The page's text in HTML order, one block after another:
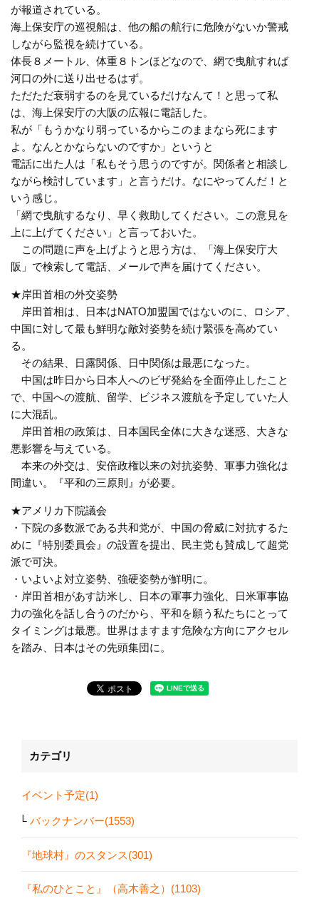
が報道されている。
海上保安庁の巡視船は、他の船の航行に危険がないか警戒
しながら監視を続けている。
体長８メートル、体重８トンほどなので、網で曳航すれば
河口の外に送り出せるはず。
ただただ衰弱するのを見ているだけなんて！と思って私
は、海上保安庁の大阪の広報に電話した。
私が「もうかなり弱っているからこのままなら死にます
よ。なんとかならないのですか」というと
電話に出た人は「私もそう思うのですが。関係者と相談し
ながら検討しています」と言うだけ。なにやってんだ！と
いう感じ。
「網で曳航するなり、早く救助してください。この意見を
上に上げてください」と言っておいた。
この問題に声を上げようと思う方は、「海上保安庁大
阪」で検索して電話、メールで声を届けてください。
★岸田首相の外交姿勢
岸田首相は、日本はNATO加盟国ではないのに、ロシア、
中国に対して最も鮮明な敵対姿勢を続け緊張を高めてい
る。
その結果、日露関係、日中関係は最悪になった。
中国は昨日から日本人へのビザ発給を全面停止したこと
で、中国への渡航、留学、ビジネス渡航を予定していた人
に大混乱。
岸田首相の政策は、日本国民全体に大きな迷惑、大きな
悪影響を与えている。
本来の外交は、安倍政権以来の対抗姿勢、軍事力強化は
間違い。『平和の三原則』が必要。
★アメリカ下院議会
・下院の多数派である共和党が、中国の脅威に対抗するた
めに『特別委員会』の設置を提出、民主党も賛成して超党
派で可決。
・いよいよ対立姿勢、強硬姿勢が鮮明に。
・岸田首相があす訪米し、日本の軍事力強化、日米軍事協
力の強化を話し合うのだから、平和を願う私たちにとって
タイミングは最悪。世界はますます危険な方向にアクセル
を踏み、日本はその先頭集団に。
カテゴリ
イベント予定(1)
バックナンバー(1553)
『地球村』のスタンス(301)
『私のひとこと』（高木善之）(1103)